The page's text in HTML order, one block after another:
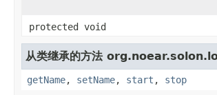
protected void
从类继承的方法
getName, setName, start , stop